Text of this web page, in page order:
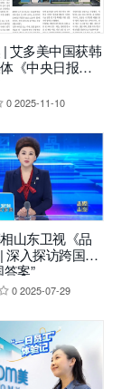
艾多美中国获韩
《中央日报》
0 2025-11-10
山东卫视《品
深入探访跨国企
案”
0 2025-07-29